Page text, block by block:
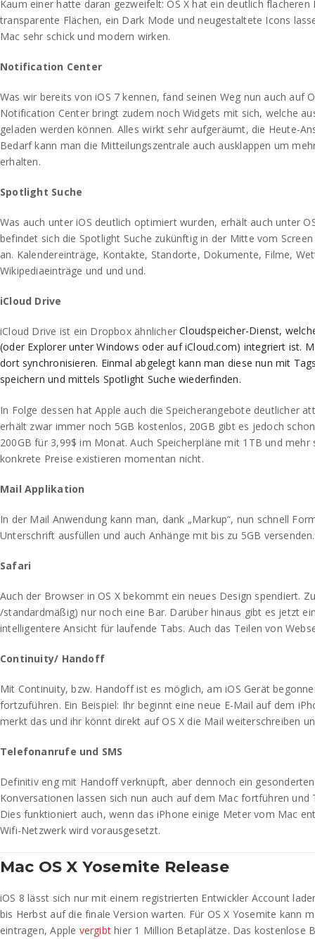
Kaum einer hatte daran gezweifelt: OS X hat ein deutlich
transparente Flächen, ein Dark Mode und neugestaltete Icons
Mac sehr schick und modern wirken.
Notification Center
Was wir bereits von iOS 7 kennen, fand seinen Weg nun auch auf
Notification Center bringt zudem noch Widgets mit sich, welche
geladen werden können. Alles wirkt sehr aufgeräumt, die Heute-
Bedarf kann man die Mitteilungszentrale auch ausklappen um
erhalten.
Spotlight Suche
Was auch unter iOS deutlich optimiert wurden, erhält auch unter
befindet sich die Spotlight Suche zukünftig in der Mitte vom
an. Kalendereinträge, Kontakte, Standorte, Dokumente, Filme,
Wikipediaeinträge und und und.
iCloud Drive
iCloud Drive ist ein Dropbox ähnlicherCloudspeicher-Dienst,
(oder Explorer unter Windows oder auf iCloud.com) integriert ist.
dort synchronisieren. Einmal abgelegt kann man diese nun mit
speichern und mittels Spotlight Suche wiederfinden.
In Folge dessen hat Apple auch die Speicherangebote deutlicher
erhält zwar immer noch 5GB kostenlos, 20GB gibt es jedoch
200GB für 3,99$ im Monat. Auch Speicherpläne mit 1TB und mehr
konkrete Preise existieren momentan nicht.
Mail Applikation
In der Mail Anwendung kann man, dank „Markup“, nun schnell
Unterschrift ausfüllen und auch Anhänge mit bis zu 5GB versenden.
Safari
Auch der Browser in OS X bekommt ein neues Design spendiert.
/standardmäßig) nur noch eine Bar. Darüber hinaus gibt es jetzt
intelligentere Ansicht für laufende Tabs. Auch das Teilen von
Continuity/ Handoff
Mit Continuity, bzw. Handoff ist es möglich, am iOS Gerät
fortzuführen. Ein Beispiel: Ihr beginnt eine neue E-Mail auf dem
merkt das und ihr könnt direkt auf OS X die Mail weiterschreiben
Telefonanrufe und SMS
Definitiv eng mit Handoff verknüpft, aber dennoch ein
Konversationen lassen sich nun auch auf dem Mac fortführen und
Dies funktioniert auch, wenn das iPhone einige Meter vom Mac
Wifi-Netzwerk wird vorausgesetzt.
Mac OS X Yosemite Release
iOS 8 lässt sich nur mit einem registrierten Entwickler Account
bis Herbst auf die finale Version warten. Für OS X Yosemite kann
eintragen, Apple vergibt hier 1 Million Betaplätze. Das kostenlose